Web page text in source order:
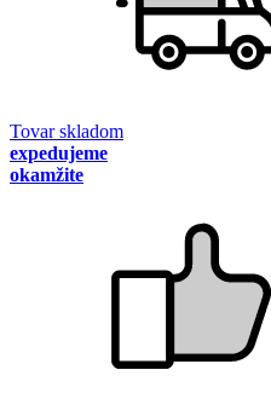
Tovar skladom
expedujeme
okamžite